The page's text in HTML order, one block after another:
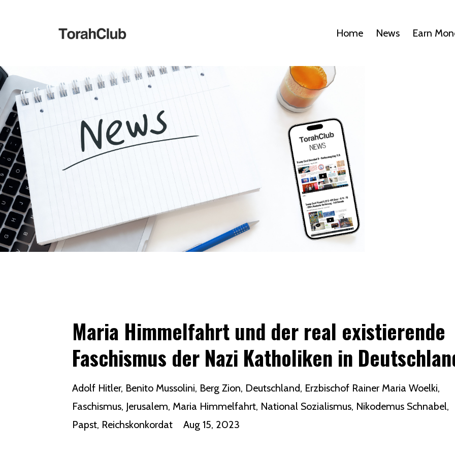
Home News Earn
Maria Himmelfahrt und der real existierende
Faschismus der Nazi Katholiken in
Adolf Hitler Benito Mussolini Berg Zion Deutschland Erzbischof Rainer Maria Woelki
Faschismus Jerusalem Maria Himmelfahrt National Sozialismus Nikodemus Schnabel
Papst Reichskonkordat Aug 15, 2023